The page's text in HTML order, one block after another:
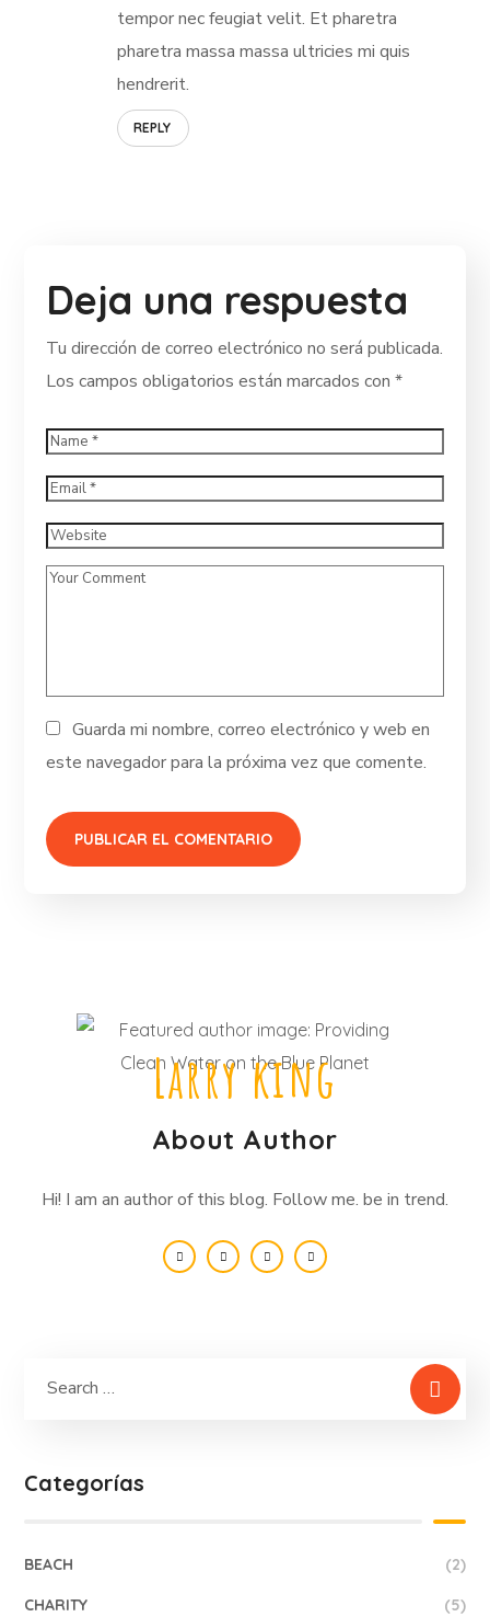
tempor nec feugiat velit. Et pharetra
pharetra massa massa ultricies mi quis
hendrerit.
REPLY
Deja una respuesta
Tu dirección de correo electrónico no será publicada.
Los campos obligatorios están marcados con*
Guarda mi nombre, correo electrónico y web en
este navegador para la próxima vez que comente.
Larry king
About Author
Hi! I am an author of this blog. Follow me. be in trend.
Categorías
BEACH (2)
CHARITY (5)